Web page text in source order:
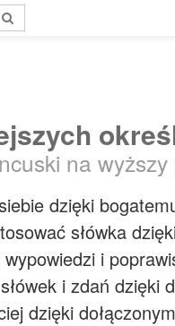
na wyższy
dzięki
słówka
i
i zdań dzięki
dzięki